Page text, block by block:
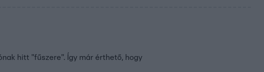
hitt "fűszere". Így már érthető, hogy